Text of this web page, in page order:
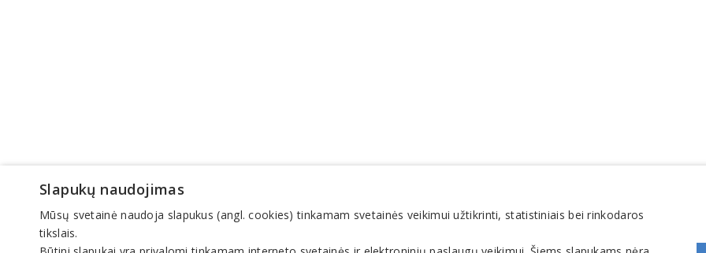
Slapukų naudojimas
Mūsų svetainė naudoja slapukus (angl. cookies) tinkamam svetainės veikimui užtikrinti, statistiniais bei rinkodaros
tikslais.